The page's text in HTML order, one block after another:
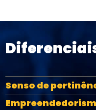
Senso de